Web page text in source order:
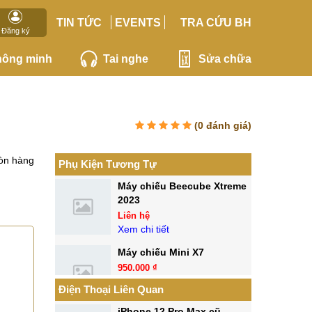
Đăng ký
TIN TỨC EVENTS TRA CỨU BH
minh Tai nghe Sửa chữa
(0 đánh giá)
hàng Phụ Kiện Tương Tự
Máy chiếu Beecube Xtreme
2023
Liên hệ
Xem chi tiết
Máy chiếu Mini X7
950.000 ₫
Xem chi tiết
Điện Thoại Liên Quan